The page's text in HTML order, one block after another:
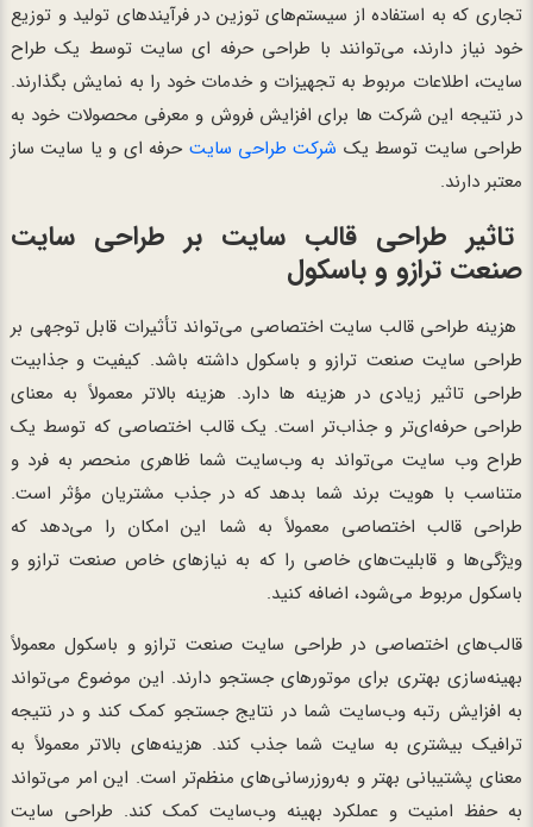
تجاری که به استفاده از سیستم‌های توزین در فرآیندهای تولید و توزیع
خود نیاز دارند، می‌توانند با طراحی حرفه ای سایت توسط یک طراح
سایت، اطلاعات مربوط به تجهیزات و خدمات خود را به نمایش بگذارند.
در نتیجه این شرکت ها برای افزایش فروش و معرفی محصولات خود به
طراحی سایت توسط یک شرکت طراحی سایت حرفه ای و یا سایت ساز
معتبر دارند.
تاثیر طراحی قالب سایت بر طراحی سایت
صنعت ترازو و باسکول
هزینه طراحی قالب سایت اختصاصی می‌تواند تأثیرات قابل توجهی بر
طراحی سایت صنعت ترازو و باسکول داشته باشد. کیفیت و جذابیت
طراحی تاثیر زیادی در هزینه ها دارد. هزینه بالاتر معمولاً به معنای
طراحی حرفه‌ای‌تر و جذاب‌تر است. یک قالب اختصاصی که توسط یک
طراح وب سایت می‌تواند به وب‌سایت شما ظاهری منحصر به فرد و
متناسب با هویت برند شما بدهد که در جذب مشتریان مؤثر است.
طراحی قالب اختصاصی معمولاً به شما این امکان را می‌دهد که
ویژگی‌ها و قابلیت‌های خاصی را که به نیازهای خاص صنعت ترازو و
باسکول مربوط می‌شود، اضافه کنید.
قالب‌های اختصاصی در طراحی سایت صنعت ترازو و باسکول معمولاً
بهینه‌سازی بهتری برای موتورهای جستجو دارند. این موضوع می‌تواند
به افزایش رتبه وب‌سایت شما در نتایج جستجو کمک کند و در نتیجه
ترافیک بیشتری به سایت شما جذب کند. هزینه‌های بالاتر معمولاً به
معنای پشتیبانی بهتر و به‌روزرسانی‌های منظم‌تر است. این امر می‌تواند
به حفظ امنیت و عملکرد بهینه وب‌سایت کمک کند. طراحی سایت